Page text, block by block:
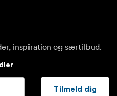
inspiration og særtilbud.
Tilmeld dig